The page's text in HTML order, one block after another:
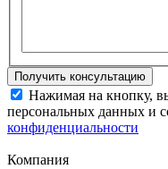
Нажимая на кнопку,
персональных данных и
конфиденциальности
Компания